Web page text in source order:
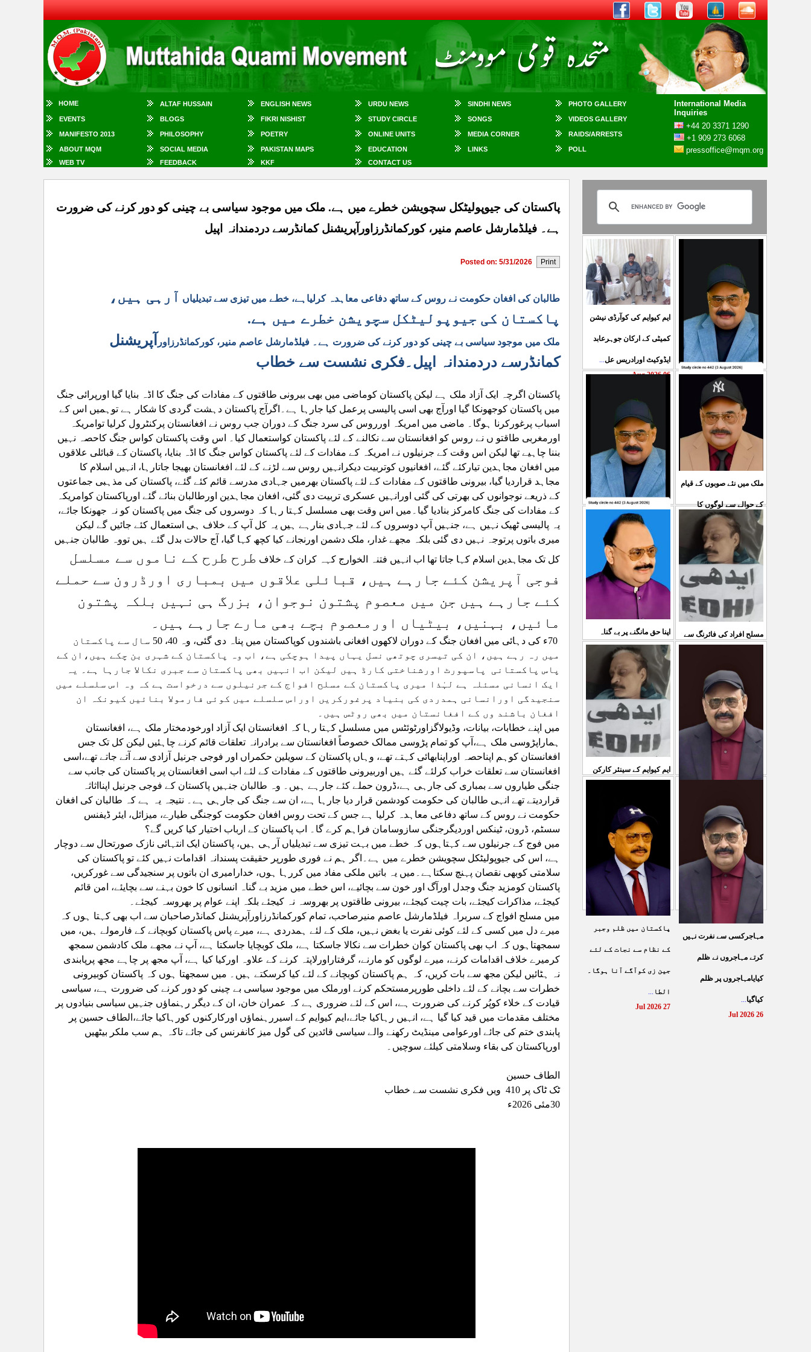
HOME ALTAF HUSSAIN ENGLISH NEWS URDU NEWS SINDHI NEWS PHOTO GALLERY
International Media
Inquiries
+44 20 3371 1290
+1 909 273 6068
pressoffice@mqm.org
EVENTS BLOGS FIKRI NISHIST STUDY CIRCLE SONGS VIDEOS GALLERY
MANIFESTO 2013 PHILOSOPHY POETRY ONLINE UNITS MEDIA CORNER RAIDS/ARRESTS
ABOUT MQM SOCIAL MEDIA PAKISTAN MAPS EDUCATION LINKS
POLL
WEB TV
FEEDBACK KKF CONTACT US
پاکستان کی جیوپولیٹکل سچویشن خطرے میں ہے. ملک میں موجود سیاسی بے چینی کو دور کرنے کی ضرورت
ہے۔ فیلڈمارشل عاصم منیر، کورکمانڈرزاورآپریشنل کمانڈرسے دردمندانہ اپیل
Posted on: 5/31/2026
طالبان کی افغان حکومت نے روس کے ساتھ دفاعی معاہدہ کرلیاہے، خطے میں تیزی سے تبدیلیاں آرہی ہیں،
پاکستان کی جیوپولیٹکل سچویشن خطرے میں ہے.
ملک میں موجود سیاسی بے چینی کو دور کرنے کی ضرورت ہے۔ فیلڈمارشل عاصم منیر، کورکمانڈرزاور
آپریشنل
کمانڈرسے دردمندانہ اپیل۔فکری نشست سے خطاب
پاکستان اگرچہ ایک آزاد ملک ہے لیکن پاکستان کوماضی میں بھی بیرونی طاقتوں کے مفادات کی جنگ کا اڈہ بنایا گیا اورپرائی جنگ
میں پاکستان کوجھونکا گیا اورآج بھی اسی پالیسی پرعمل کیا جارہا ہے۔اگرآج پاکستان دہشت گردی کا شکار ہے توہمیں اس کے
اسباب پرغورکرنا ہوگا۔ ماضی میں امریکہ اورروس کی سرد جنگ کے دوران جب روس نے افغانستان پرکنٹرول کرلیا توامریکہ
اورمغربی طاقتو ں نے روس کو افغانستان سے نکالنے کے لئے پاکستان کواستعمال کیا۔ اس وقت پاکستان کواس جنگ کاحصہ نہیں
بننا چاہیے تھا لیکن اس وقت کے جرنیلوں نے امریکہ کے مفادات کے لئے پاکستان کواس جنگ کا اڈہ بنایا، پاکستان کے قبائلی علاقوں
میں افغان مجاہدین تیارکئے گئے، افغانیوں کوتربیت دیکرانہیں روس سے لڑنے کے لئے افغانستان بھیجا جاتارہا، انہیں اسلام کا
مجاہد قراردیا گیا، بیرونی طاقتوں کے مفادات کے لئے پاکستان بھرمیں جہادی مدرسے قائم کئے گئے، پاکستان کی مذہبی جماعتوں
کے ذریعے نوجوانوں کی بھرتی کی گئی اورانہیں عسکری تربیت دی گئی، افغان مجاہدین اورطالبان بنائے گئے اورپاکستان کوامریکہ
کے مفادات کی جنگ کامرکز بنادیا گیا۔میں اس وقت بھی مسلسل کہتا رہا کہ دوسروں کی جنگ میں پاکستان کو نہ جھونکا جائے،
یہ پالیسی ٹھیک نہیں ہے، جنہیں آپ دوسروں کے لئے جہادی بنارہے ہیں یہ کل آپ کے خلاف ہی استعمال کئے جائیں گے لیکن
میری باتوں پرتوجہ نہیں دی گئی بلکہ مجھے غدار، ملک دشمن اورنجانے کیا کچھ کہا گیا، آج حالات بدل گئے ہیں تووہ طالبان جنہیں
کل تک مجاہدین اسلام کہا جاتا تھا اب انہیں فتنہ الخوارج کہہ کران کے خلاف طرح طرح کے ناموں سے مسلسل
فوجی آپریشن کئے جارہے ہیں، قبائلی علاقوں میں بمباری اورڈرون سے حملے
کئے جارہے ہیں جن میں معصوم پشتون نوجوان، بزرگ ہی نہیں بلکہ پشتون
مائیں، بہنیں، بیٹیاں اورمعصوم بچے بھی مارے جارہے ہیں۔
70ء کی دہائی میں افغان جنگ کے دوران لاکھوں افغانی باشندوں کوپاکستان میں پناہ دی گئی، وہ 40، 50 سال سے پاکستان
میں رہ رہے ہیں، ان کی تیسری چوتھی نسل یہاں پیدا ہوچکی ہے، اب وہ پاکستان کے شہری بن چکے ہیں،ان کے
پاس پاکستانی پاسپورٹ اورشناختی کارڈ ہیں لیکن اب انہیں بھی پاکستان سے جبری نکالا جارہا ہے۔ یہ
ایک انسانی مسئلہ ہے لہٰذا میری پاکستان کے مسلح افواج کے جرنیلوں سے درخواست ہے کہ وہ اس سلسلے میں
سنجیدگی اورانسانی ہمدردی کی بنیاد پرغورکریں اوراس سلسلے میں کوئی فارمولا بنائیں کیونکہ ان
افغان باشند وں کے افغانستان میں بھی روٹس ہیں۔
میں اپنے خطابات، بیانات، وڈیولاگزاورٹوئٹس میں مسلسل کہتا رہا کہ افغانستان ایک آزاد اورخودمختار ملک ہے، افغانستان
ہماراپڑوسی ملک ہے،آپ کو تمام پڑوسی ممالک خصوصاً افغانستان سے برادرانہ تعلقات قائم کرنے چاہئیں لیکن کل تک جس
افغانستان کوہم اپناحصہ اوراپنابھائی کہتے تھے، وہاں پاکستان کے سویلین حکمراں اور فوجی جرنیل آزادی سے آتے جاتے تھے،اسی
افغانستان سے تعلقات خراب کرلئے گئے ہیں اوربیرونی طاقتوں کے مفادات کے لئے اب اسی افغانستان پر پاکستان کی جانب سے
جنگی طیاروں سے بمباری کی جارہی ہے،ڈرون حملے کئے جارہے ہیں۔ وہ طالبان جنہیں پاکستان کے فوجی جرنیل اپنااثاثہ
قراردیتے تھے انہی طالبان کی حکومت کودشمن قرار دیا جارہا ہے، ان سے جنگ کی جارہی ہے۔ نتیجہ یہ ہے کہ طالبان کی افغان
حکومت نے روس کے ساتھ دفاعی معاہدہ کرلیا ہے جس کے تحت روس افغان حکومت کوجنگی طیارے، میزائل، ایئر ڈیفنس
سسٹم، ڈرون، ٹینکس اوردیگرجنگی سازوسامان فراہم کرے گا۔ اب پاکستان کے ارباب اختیار کیا کریں گے؟
میں فوج کے جرنیلوں سے کہتاہوں کہ خطے میں بہت تیزی سے تبدیلیاں آرہی ہیں، پاکستان ایک انتہائی نازک صورتحال سے دوچار
ہے، اس کی جیوپولیٹکل سچویشن خطرے میں ہے۔اگر ہم نے فوری طورپر حقیقت پسندانہ اقدامات نہیں کئے تو پاکستان کی
سلامتی کوبھی نقصان پہنچ سکتاہے۔میں یہ باتیں ملکی مفاد میں کررہا ہوں، خدارامیری ان باتوں پر سنجیدگی سے غورکریں،
پاکستان کومزید جنگ وجدل اورآگ اور خون سے بچائیے، اس خطے میں مزید بے گناہ انسانوں کا خون بہنے سے بچایئے، امن قائم
کیجئے، مذاکرات کیجئے، بات چیت کیجئے، بیرونی طاقتوں پر بھروسہ نہ کیجئے بلکہ اپنے عوام پر بھروسہ کیجئے۔
میں مسلح افواج کے سربراہ فیلڈمارشل عاصم منیرصاحب، تمام کورکمانڈرزاورآپریشنل کمانڈرصاحبان سے اب بھی کہتا ہوں کہ
میرے دل میں کسی کے لئے کوئی نفرت یا بغض نہیں، ملک کے لئے ہمدردی ہے، میرے پاس پاکستان کوبچانے کے فارمولے ہیں، میں
سمجھتاہوں کہ اب بھی پاکستان کوان خطرات سے نکالا جاسکتا ہے، ملک کوبچایا جاسکتا ہے، آپ نے مجھے ملک کادشمن سمجھ
کرمیرے خلاف اقدامات کرنے، میرے لوگوں کو مارنے، گرفتاراورلاپتہ کرنے کے علاوہ اورکیا کیا ہے، آپ مجھ پر چاہے مجھ پرپابندی
نہ ہٹائیں لیکن مجھ سے بات کریں، کہ ہم پاکستان کوبچانے کے لئے کیا کرسکتے ہیں۔ میں سمجھتا ہوں کہ پاکستان کوبیرونی
خطرات سے بچانے کے لئے داخلی طورپرمستحکم کرنے اورملک میں موجود سیاسی بے چینی کو دور کرنے کی ضرورت ہے، سیاسی
قیادت کے خلاء کوپُر کرنے کی ضرورت ہے، اس کے لئے ضروری ہے کہ عمران خان، ان کے دیگر رہنماؤں جنہیں سیاسی بنیادوں پر
مختلف مقدمات میں قید کیا گیا ہے، انہیں رہاکیا جائے،ایم کیوایم کے اسیررہنماؤں اورکارکنوں کورہاکیا جائے،الطاف حسین پر
پابندی ختم کی جائے اورعوامی مینڈیٹ رکھنے والے سیاسی قائدین کی گول میز کانفرنس کی جائے تاکہ ہم سب ملکر بیٹھیں
اورپاکستان کی بقاء وسلامتی کیلئے سوچیں۔
الطاف حسین
ٹک ٹاک پر 410 ویں فکری نشست سے خطاب
30مئی 2026ء
ایم کیوایم کی کوآرڈی نیشن
کمیٹی کے ارکان جوہرعابد
ایڈوکیٹ اورادریس عل...
06 Aug 2026
حکومت پاکستان کی جانب
سے آزادکشمیرالیکشن کی
صحیح رپورٹنگ کرنے والے
...
کشمیرکا کونہ کونہ لہو
لہو ہے لیکن حکومت کواس
کی کوئی پرواہ نہیں ہے
04 Aug 2026
ملک میں نئے صوبوں کے قیام
کے حوالے سے لوگوں کا
مطالبہ بالکل درست ہے۔ ا
03 Aug 2026
اپنا حق مانگنے پر بے گناہ
کشمیریوں کو گولیاں مارکر
شہ رگ کوکاٹ دیا گی
31 Jul 2026
مسلح افراد کی فائرنگ سے
سمیع الدین رحمانی ک
ایم کیوایم کے سینئر کارکن
شہادت پر متحدہ قومی
سے ہولی کھیلنابند کی جائے،
الطاف حسین...
پاکستان میں ظلم وجبر
کے نظام سے نجات کے لئے
جین زی کوآگے آنا ہوگا۔
الطا ...
27 Jul 2026
مہاجرکسی سے نفرت نہیں
کرتے مہاجروں نے ظلم
کیایامہاجروں پر ظلم
کیاگیا...
26 Jul 2026